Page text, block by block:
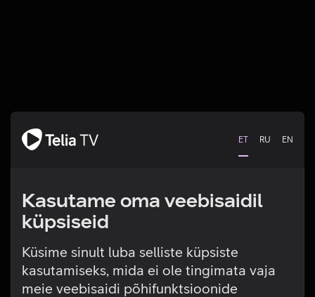
ET RU EN
Kasutame oma veebisaidil
küpsiseid
Küsime sinult luba selliste küpsiste
kasutamiseks, mida ei ole tingimata vaja
meie veebisaidi põhifunktsioonide
Tehniline viga